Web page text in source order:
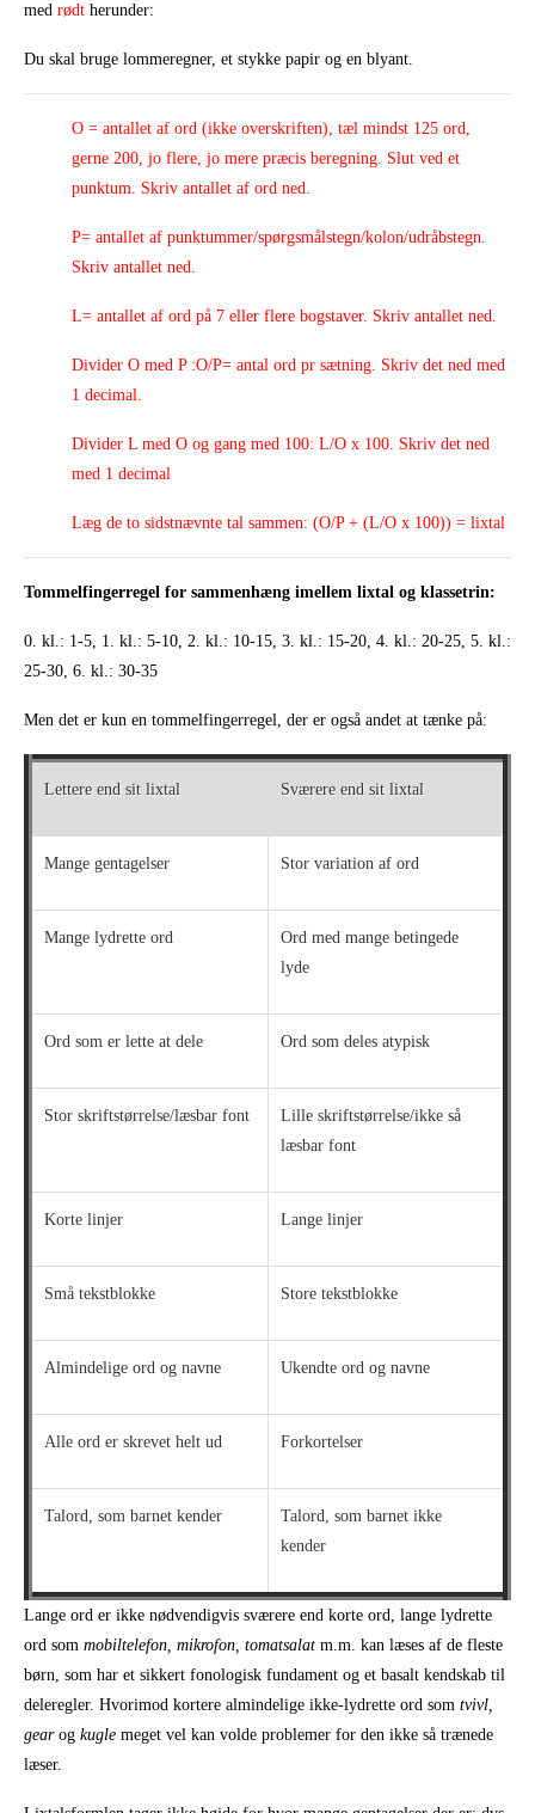
med rødt herunder:
Du skal bruge lommeregner, et stykke papir og en blyant.
O = antallet af ord (ikke overskriften), tæl mindst 125 ord,
gerne 200, jo flere, jo mere præcis beregning. Slut ved et
punktum. Skriv antallet af ord ned.
P= antallet af punktummer/spørgsmålstegn/kolon/udråbstegn.
Skriv antallet ned.
L= antallet af ord på 7 eller flere bogstaver. Skriv antallet ned.
Divider O med P :O/P= antal ord pr sætning. Skriv det ned med
1 decimal.
Divider L med O og gang med 100: L/O x 100. Skriv det ned
med 1 decimal
Læg de to sidstnævnte tal sammen: (O/P + (L/O x 100)) = lixtal
Tommelfingerregel for sammenhæng imellem lixtal og klassetrin:
0. kl.: 1-5, 1. kl.: 5-10, 2. kl.: 10-15, 3. kl.: 15-20, 4. kl.: 20-25, 5. kl.:
25-30, 6. kl.: 30-35
Men det er kun en tommelfingerregel, der er også andet at tænke på:
Lettere end sit lixtal Sværere end sit lixtal
Mange gentagelser Stor variation af ord
Mange lydrette ord
Ord med mange betingede
lyde
Ord som er lette at dele Ord som deles atypisk
Stor skriftstørrelse/læsbar font
Lille skriftstørrelse/ikke så
læsbar font
Korte linjer Lange linjer
Små tekstblokke Store tekstblokke
Almindelige ord og navne Ukendte ord og navne
Alle ord er skrevet helt ud Forkortelser
Talord, som barnet kender
Talord, som barnet ikke
kender
Lange ord er ikke nødvendigvis sværere end korte ord, lange lydrette
ord som mobiltelefon, mikrofon, tomatsalat m.m. kan læses af de fleste
børn, som har et sikkert fonologisk fundament og et basalt kendskab til
deleregler. Hvorimod kortere almindelige ikke-lydrette ord som tvivl,
gearog kugle meget vel kan volde problemer for den ikke så trænede
læser.